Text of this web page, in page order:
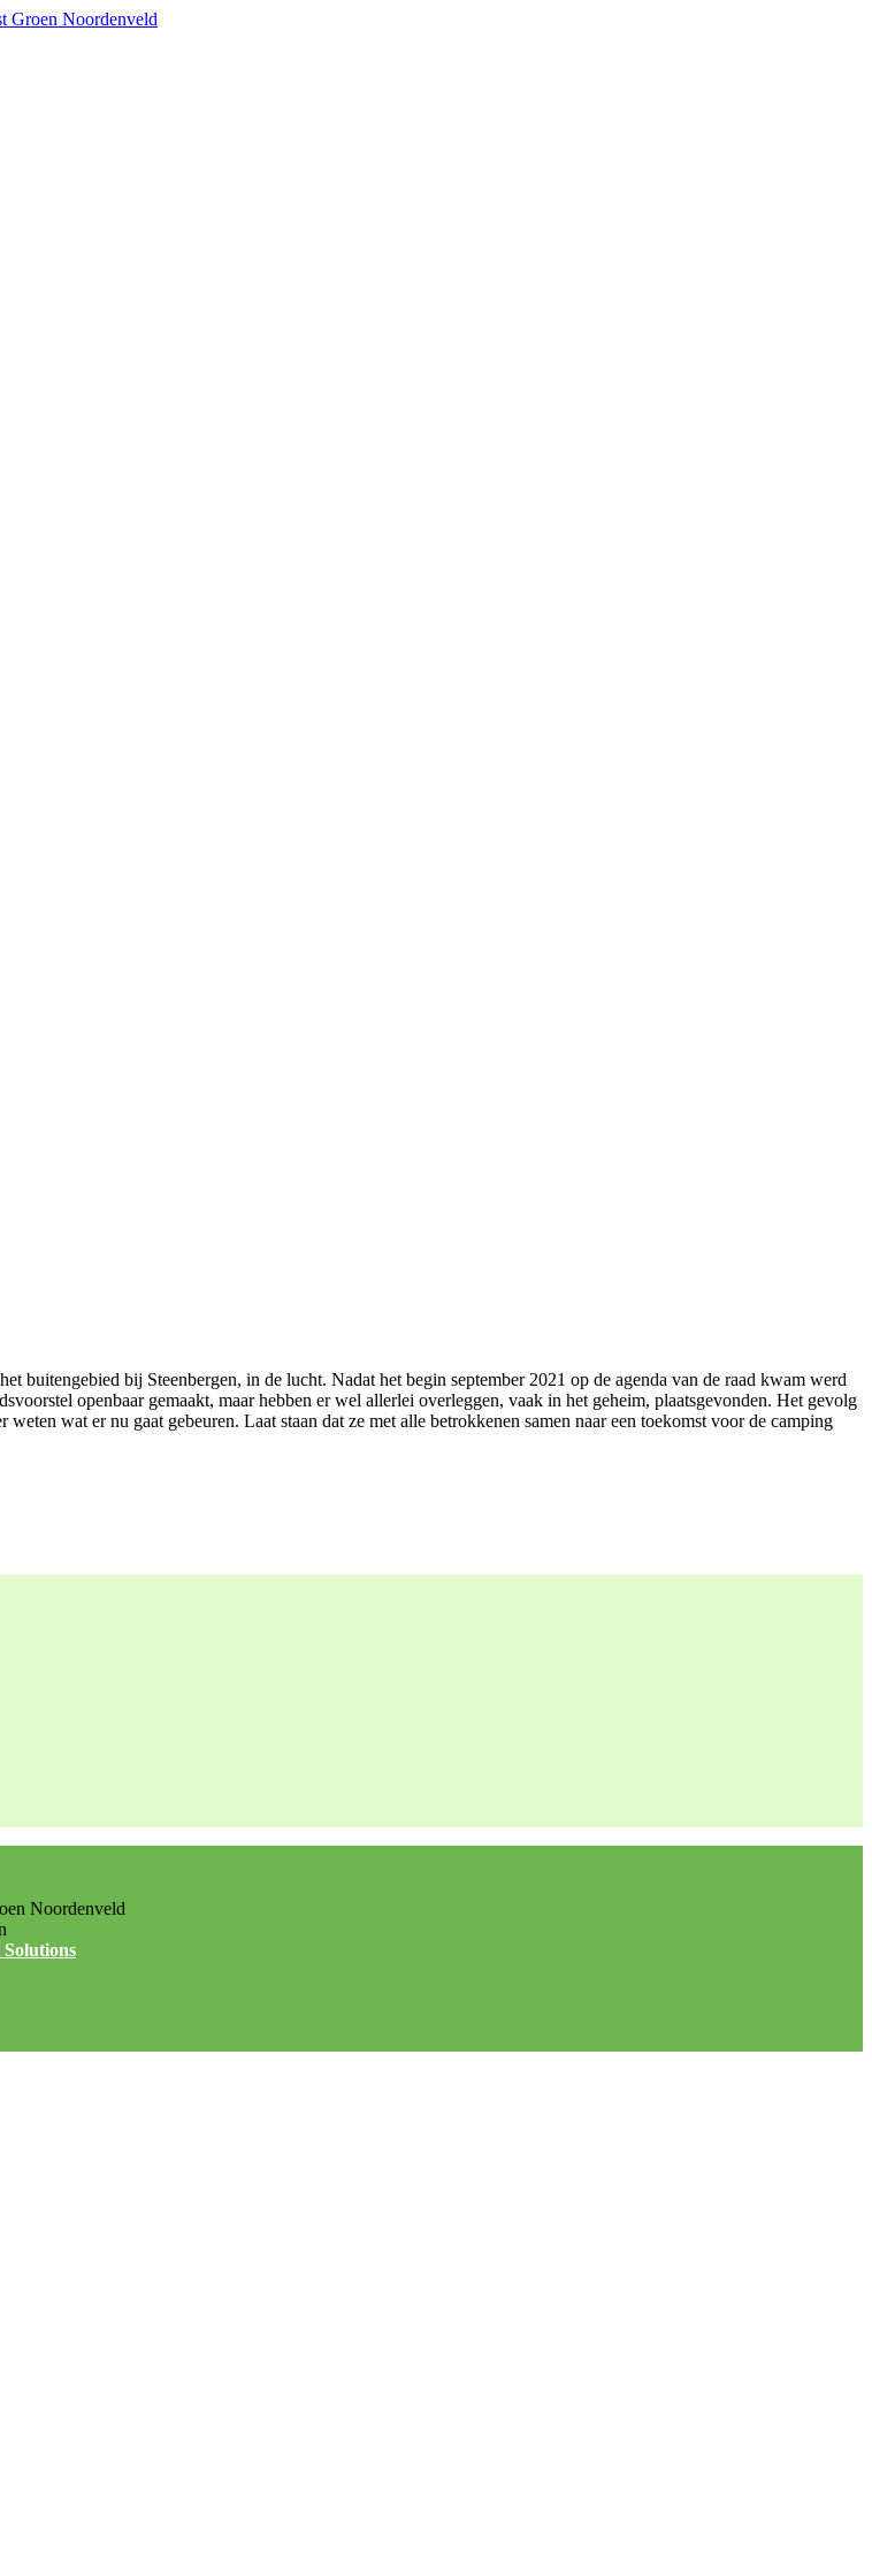
buitengebied bij Steenbergen, in de lucht. Nadat het begin september 2021 op de agenda van de raad kwam werd
openbaar gemaakt, maar hebben er wel allerlei overleggen, vaak in het geheim, plaatsgevonden. Het gevolg
wat er nu gaat gebeuren. Laat staan dat ze met alle betrokkenen samen naar een toekomst voor de camping
Noordenveld